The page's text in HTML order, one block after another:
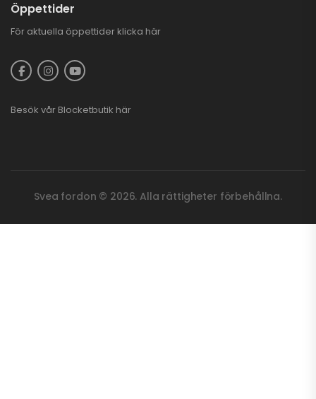
Öppettider
För aktuella öppettider klicka här
Besök vår Blocketbutik här
Svea fordon © 2026. Alla rättigheter förbehållna.